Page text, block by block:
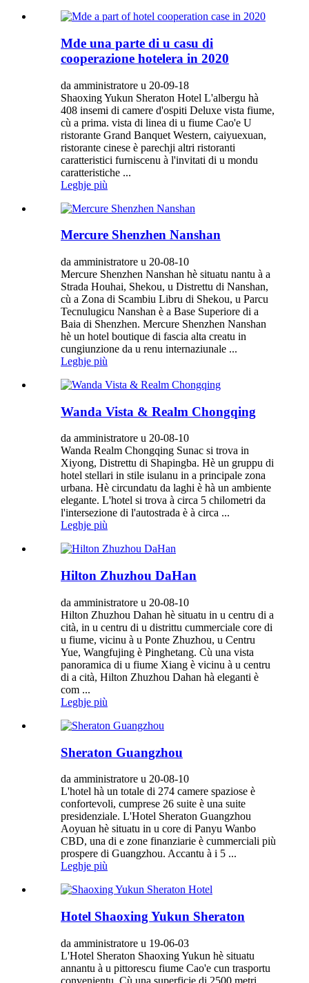
Mde una parte di u casu di
cooperazione hotelera in 2020
da amministratore u 20-09-18
Shaoxing Yukun Sheraton Hotel L'albergu hà
408 insemi di camere d'ospiti Deluxe vista fiume,
cù a prima. vista di linea di u fiume Cao'e U
ristorante Grand Banquet Western, caiyuexuan,
ristorante cinese è parechji altri ristoranti
caratteristici furniscenu à l'invitati di u mondu
caratteristiche ...
Leghje più
Mercure Shenzhen Nanshan
da amministratore u 20-08-10
Mercure Shenzhen Nanshan hè situatu nantu à a
Strada Houhai, Shekou, u Distrettu di Nanshan,
cù a Zona di Scambiu Libru di Shekou, u Parcu
Tecnulugicu Nanshan è a Base Superiore di a
Baia di Shenzhen. Mercure Shenzhen Nanshan
hè un hotel boutique di fascia alta creatu in
cungiunzione da u renu internaziunale ...
Leghje più
Wanda Vista & Realm Chongqing
da amministratore u 20-08-10
Wanda Realm Chongqing Sunac si trova in
Xiyong, Distrettu di Shapingba. Hè un gruppu di
hotel stellari in stile isulanu in a principale zona
urbana. Hè circundatu da laghi è hà un ambiente
elegante. L'hotel si trova à circa 5 chilometri da
l'intersezione di l'autostrada è à circa ...
Leghje più
Hilton Zhuzhou DaHan
da amministratore u 20-08-10
Hilton Zhuzhou Dahan hè situatu in u centru di a
cità, in u centru di u distrittu cummerciale core di
u fiume, vicinu à u Ponte Zhuzhou, u Centru
Yue, Wangfujing è Pinghetang. Cù una vista
panoramica di u fiume Xiang è vicinu à u centru
di a cità, Hilton Zhuzhou Dahan hà eleganti è
com ...
Leghje più
Sheraton Guangzhou
da amministratore u 20-08-10
L'hotel hà un totale di 274 camere spaziose è
confortevoli, cumprese 26 suite è una suite
presidenziale. L'Hotel Sheraton Guangzhou
Aoyuan hè situatu in u core di Panyu Wanbo
CBD, una di e zone finanziarie è cummerciali più
prospere di Guangzhou. Accantu à i 5 ...
Leghje più
Hotel Shaoxing Yukun Sheraton
da amministratore u 19-06-03
L'Hotel Sheraton Shaoxing Yukun hè situatu
annantu à u pittorescu fiume Cao'e cun trasportu
convenientu. Cù una superficie di 2500 metri